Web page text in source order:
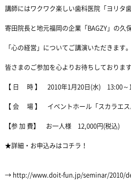
講師にはワクワク楽しい歯科医院「ヨリタ
寄田院長と地元福岡の企業「BAGZY」の久
「心の経営」についてご講演いただきます。
皆さまのご参加を心よりお待ちしております
【 日 時 】 2010年1月20日(水) 13:00～
【 会 場 】 イベントホール「スカラエス
【参 加 費】 お一人様 12,000円(税込)
★詳細・お申込みはコチラ！
→ http://www.doit-fun.jp/seminar/2010/